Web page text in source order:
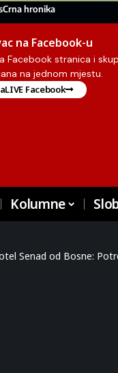
Crna hronika
na Facebook-u
Facebook stranica i skup
na jednom mjestu.
Facebook
Kolumne
Senad od Bosne: